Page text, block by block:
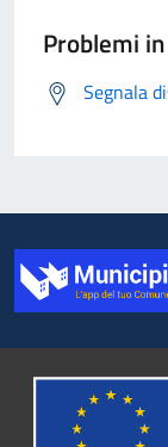
Problemi
Segnala